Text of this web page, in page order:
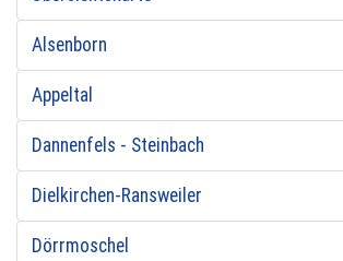
Alsenborn
Appeltal
Dannenfels - Steinbach
Dielkirchen-Ransweiler
Dörrmoschel